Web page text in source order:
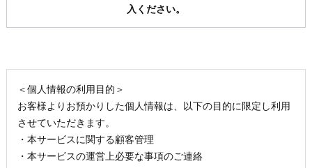
入ください。
＜個人情報の利用目的＞
お客様よりお預かりした個人情報は、以下の目的に限定し利用
させていただきます。
・本サービスに関する顧客管理
・本サービスの運営上必要な事項のご連絡